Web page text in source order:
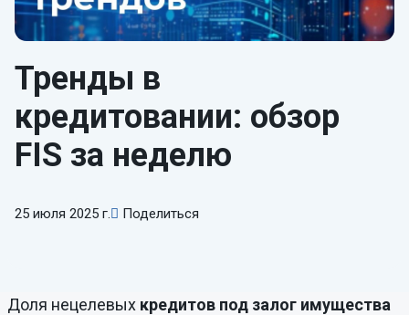
Тренды в
кредитовании: обзор
FIS за неделю
25 июля 2025 г. Поделиться
Доля нецелевых кредитов под залог имущества